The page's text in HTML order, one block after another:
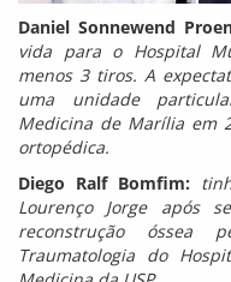
Daniel Sonnewend
vida para o Hospital
menos 3 tiros. A
uma unidade
Medicina de Marília em
ortopédica.
Diego Ralf Bomfim:
Lourenço Jorge após
reconstrução óssea
Traumatologia do